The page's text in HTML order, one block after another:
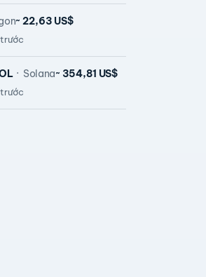
~ 22,63 US$
Solana~ 354,81 US$